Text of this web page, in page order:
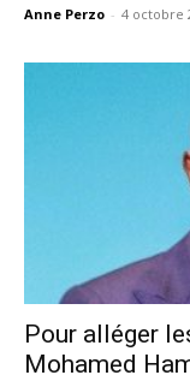
Anne Perzo - 4 octobre
Pour alléger
Mohamed